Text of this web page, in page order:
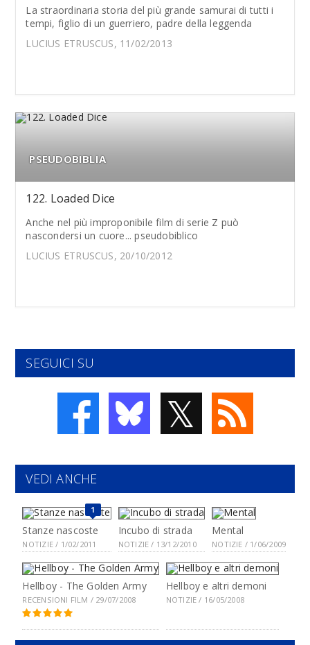
La straordinaria storia del più grande samurai di tutti i
tempi, figlio di un guerriero, padre della leggenda
LUCIUS ETRUSCUS, 11/02/2013
PSEUDOBIBLIA
122. Loaded Dice
Anche nel più improponibile film di serie Z può
nascondersi un cuore... pseudobiblico
LUCIUS ETRUSCUS, 20/10/2012
SEGUICI SU
𝕏
VEDI ANCHE
1
Stanze nascoste
NOTIZIE / 1/02/2011
Incubo di strada
NOTIZIE / 13/12/2010
Mental
NOTIZIE / 1/06/2009
Hellboy - The Golden Army
RECENSIONI FILM / 29/07/2008
Hellboy e altri demoni
NOTIZIE / 16/05/2008